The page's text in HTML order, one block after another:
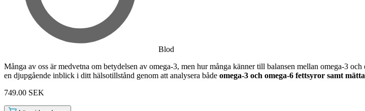
Blod
Många av oss är medvetna om betydelsen av omega-3, men hur många känner till balansen mellan omega-3
en djupgående inblick i ditt hälsotillstånd genom att analysera både omega-3 och omega-6 fettsyror samt
749.00 SEK